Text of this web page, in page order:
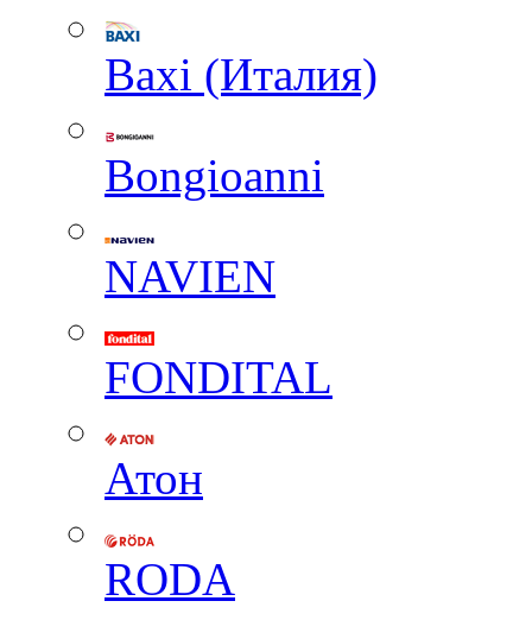
Baxi (Италия)
Вongioanni
NAVIEN
FONDITAL
Атон
RODA